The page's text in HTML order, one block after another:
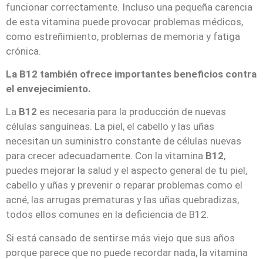
funcionar correctamente. Incluso una pequeña carencia
de esta vitamina puede provocar problemas médicos,
como estreñimiento, problemas de memoria y fatiga
crónica.
La B12 también ofrece importantes beneficios contra
el envejecimiento.
La B12 es necesaria para la producción de nuevas
células sanguíneas. La piel, el cabello y las uñas
necesitan un suministro constante de células nuevas
para crecer adecuadamente. Con la vitamina B12,
puedes mejorar la salud y el aspecto general de tu piel,
cabello y uñas y prevenir o reparar problemas como el
acné, las arrugas prematuras y las uñas quebradizas,
todos ellos comunes en la deficiencia de B12.
Si está cansado de sentirse más viejo que sus años
porque parece que no puede recordar nada, la vitamina